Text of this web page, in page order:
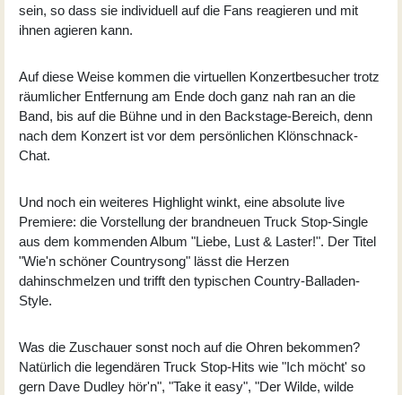
sein, so dass sie individuell auf die Fans reagieren und mit
ihnen agieren kann.
Auf diese Weise kommen die virtuellen Konzertbesucher trotz
räumlicher Entfernung am Ende doch ganz nah ran an die
Band, bis auf die Bühne und in den Backstage-Bereich, denn
nach dem Konzert ist vor dem persönlichen Klönschnack-
Chat.
Und noch ein weiteres Highlight winkt, eine absolute live
Premiere: die Vorstellung der brandneuen Truck Stop-Single
aus dem kommenden Album "Liebe, Lust & Laster!". Der Titel
"Wie'n schöner Countrysong" lässt die Herzen
dahinschmelzen und trifft den typischen Country-Balladen-
Style.
Was die Zuschauer sonst noch auf die Ohren bekommen?
Natürlich die legendären Truck Stop-Hits wie "Ich möcht' so
gern Dave Dudley hör'n", "Take it easy", "Der Wilde, wilde